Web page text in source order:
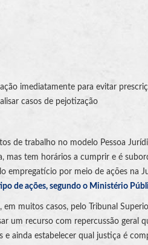
imediatamente para evitar
casos de pejotização
de trabalho no modelo Pessoa
mas tem horários a cumprir e é
empregatício por meio de ações na
de ações, segundo o Ministério
muitos casos, pelo Tribunal
um recurso com repercussão
e ainda estabelecer qual justiça é